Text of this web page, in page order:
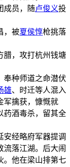
成员，随卢俊义投
，被夏侯惇枪挑落
腊，攻打杭州钱塘
奉种师道之命潜伏
雄、时迁等人混入
军擒获，慷慨就
药酒毒杀，留其全
安经略府军器提调
流落江湖。后大闹
。他在梁山排第七